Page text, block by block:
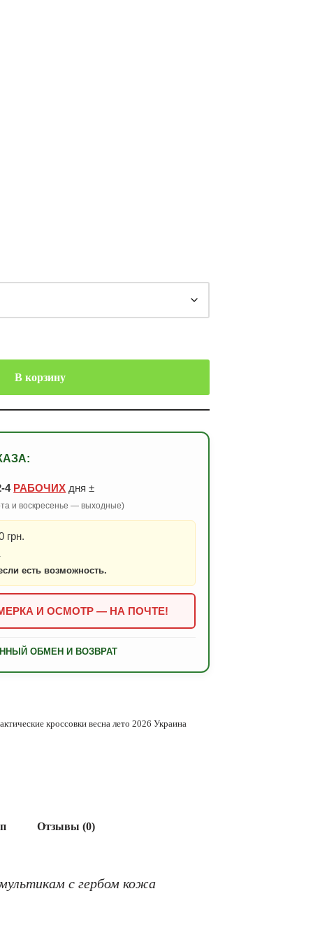
В корзину
4 РАБОЧИХ дня ±
и воскресенье — выходные)
грн.
есть возможность.
И ОСМОТР — НА ПОЧТЕ!
ОБМЕН И ВОЗВРАТ
кроссовки весна лето 2026 Украина
Отзывы (0)
с гербом кожа